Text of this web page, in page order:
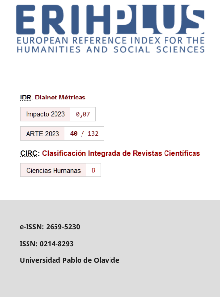
e-ISSN: 2659-5230
ISSN: 0214-8293
Universidad Pablo de Olavide